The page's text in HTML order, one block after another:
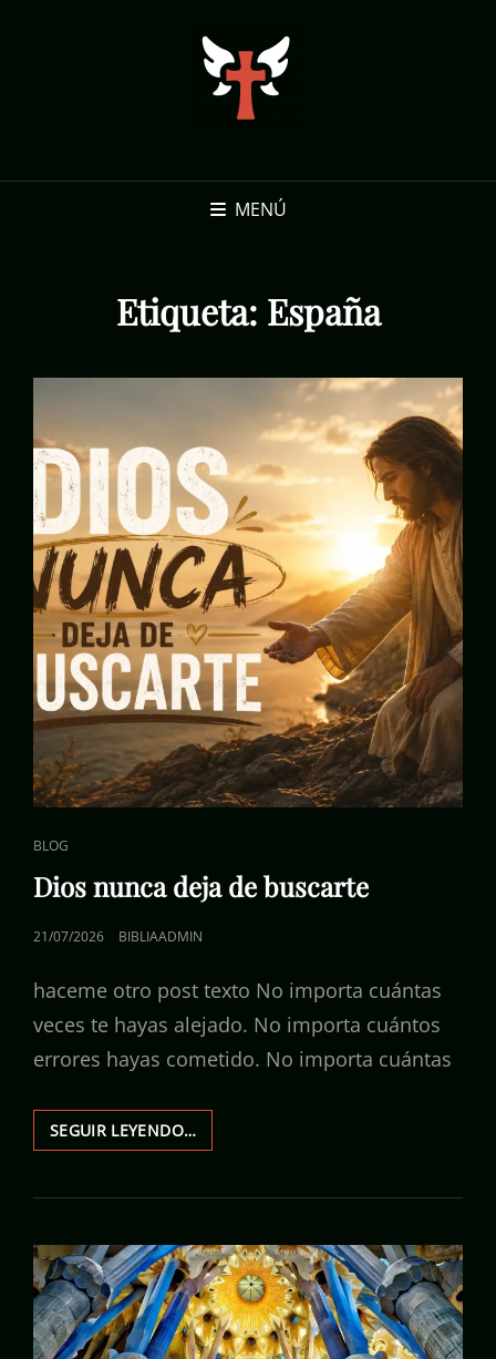
MENÚ
Etiqueta: España
ENLACES
DE
CATEGORÍAS
BLOG
Dios nunca deja de buscarte
PUBLICADO
21/07/2026 BIBLIAADMIN
haceme otro post texto No importa cuántas
veces te hayas alejado. No importa cuántos
errores hayas cometido. No importa cuántas
SEGUIR LEYENDO…DIOS
NUNCA
DE